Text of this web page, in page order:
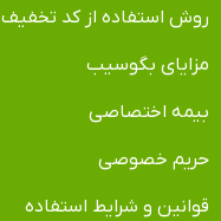
روش استفاده از کد تخفیف
مزایای بگوسیب
بیمه اختصاصی
حریم خصوصی
قوانین و شرایط استفاده